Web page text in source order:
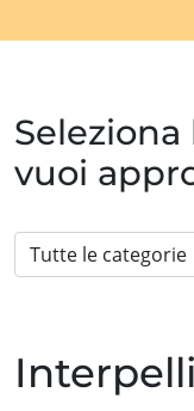
vuoi
Interpelli